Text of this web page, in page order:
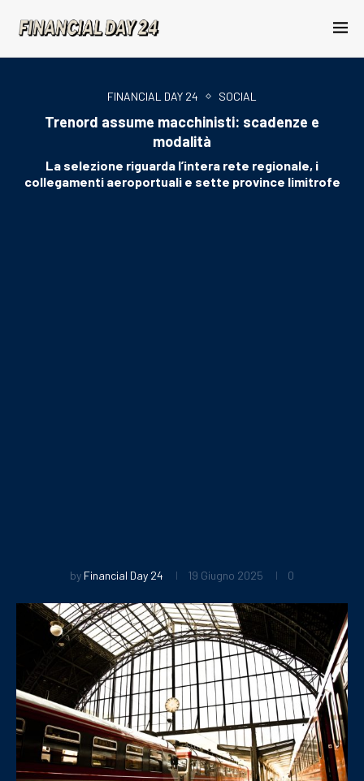
FINANCIAL DAY 24 SOCIAL
Trenord assume macchinisti: scadenze e
modalità
La selezione riguarda l’intera rete regionale, i
collegamenti aeroportuali e sette province limitrofe
by Financial Day 24 19 Giugno 2025 0